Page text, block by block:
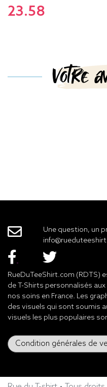
23.58
Votre
Une question, un
RueDuTeeShirt.com (RDTS)
de T-Shirts personnalisés
nos soins en France. Les
des visuels qui sont soumis
visuels les plus populaires